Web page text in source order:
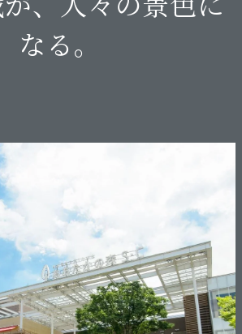
、人々の景色に
なる。